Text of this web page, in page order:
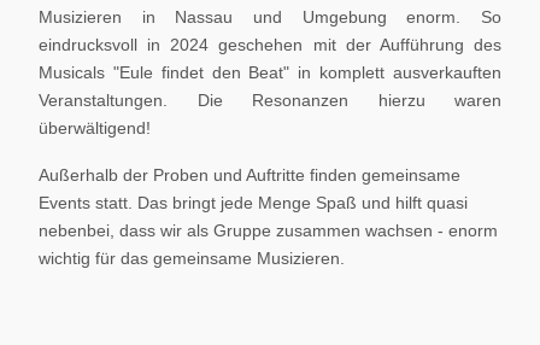
Musizieren in Nassau und Umgebung enorm. So
eindrucksvoll in 2024 geschehen mit der Aufführung des
Musicals "Eule findet den Beat" in komplett ausverkauften
Veranstaltungen. Die Resonanzen hierzu waren
überwältigend!
Außerhalb der Proben und Auftritte finden gemeinsame
Events statt. Das bringt jede Menge Spaß und hilft quasi
nebenbei, dass wir als Gruppe zusammen wachsen - enorm
wichtig für das gemeinsame Musizieren.